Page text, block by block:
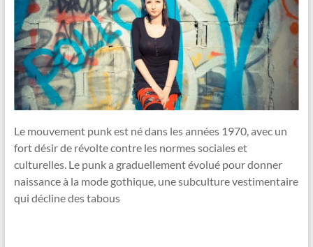
Le mouvement punk est né dans les années 1970, avec un
fort désir de révolte contre les normes sociales et
culturelles. Le punk a graduellement évolué pour donner
naissance à la mode gothique, une subculture vestimentaire
qui décline des tabous